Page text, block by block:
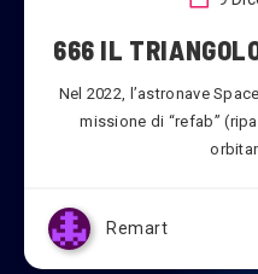
666 IL
Nel 2022, l’astronave
missione di “refab”
Remart